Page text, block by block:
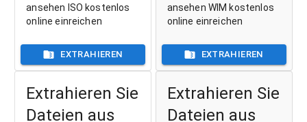
ansehen ISO kostenlos
online einreichen
EXTRAHIEREN
ansehen WIM kostenlos
online einreichen
EXTRAHIEREN
Extrahieren Sie
Dateien aus
Extrahieren Sie
Dateien aus